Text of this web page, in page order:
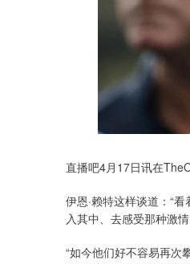
直播吧4月17日讯在
伊恩·赖特这样谈道：“
入其中、去感受那种激
“如今他们好不容易再次